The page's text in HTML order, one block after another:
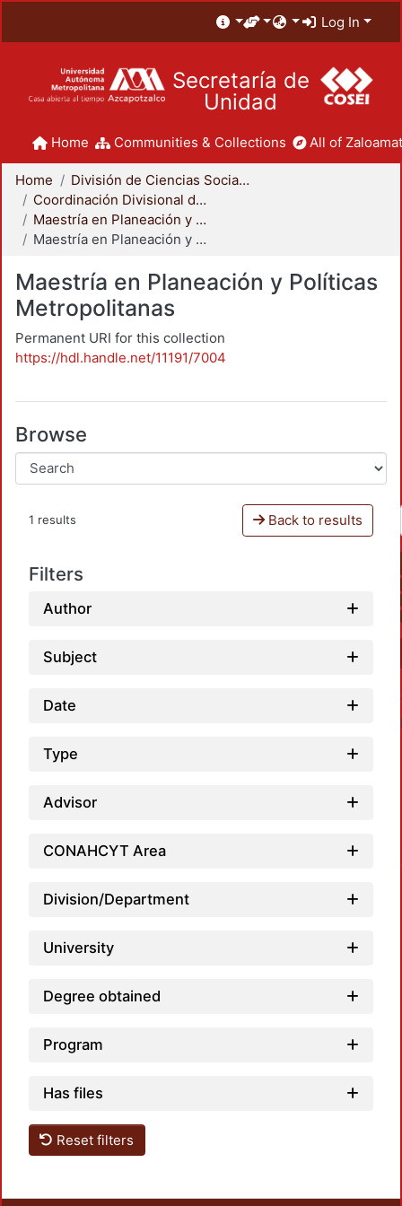
Log In
Secretaría de
Unidad
Home Communities & Collections All of
Home
División de Ciencias Sociales y Humanidades
Coordinación Divisional de Posgrado
Maestría en Planeación y Políticas Metropolitanas
Maestría en Planeación y Políticas Metropolitanas
Maestría en Planeación y Políticas
Metropolitanas
Permanent URI for this collection
https://hdl.handle.net/11191/7004
Browse
1 results Back to results
Filters
Author
Subject
Date
Type
Advisor
CONAHCYT Area
Division/Department
University
Degree obtained
Program
Has files
Reset filters